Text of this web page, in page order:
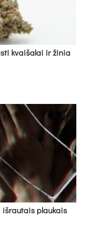
kvai­ša­lai ir ži­nia
iš­rau­tais plau­kais